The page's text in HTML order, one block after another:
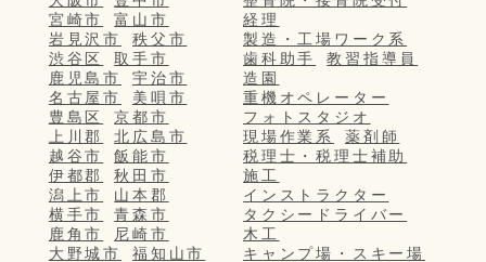
宮崎市
富山市
岩見沢市
秩父市
渋谷区
取手市
鹿児島市
宇治市
名古屋市
美唄市
豊島区
京都市
上川郡
北広島市
越谷市
飯能市
伊都郡
秋田市
潟上市
山本郡
横手市
青森市
鹿角市
尼崎市
大野城市
福知山市
経理
製造・工場ワーク系
歯科助手
教習指導員
造園
重機オペレーター
フォトスタジオ
現場作業系
薬剤師
税理士・税理士補助
施工
インストラクター
タクシードライバー
木工
キャンプ場・スキー場